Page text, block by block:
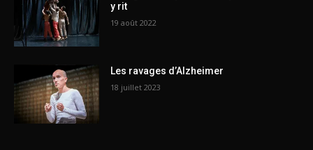
y rit
19 août 2022
Les ravages d’Alzheimer
18 juillet 2023